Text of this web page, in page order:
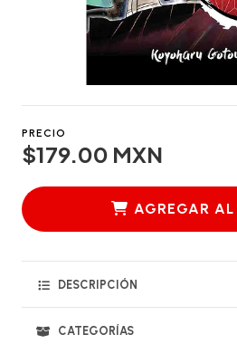
PRECIO
$179.00 MXN
AGREGAR
DESCRIPCIÓN
CATEGORÍAS